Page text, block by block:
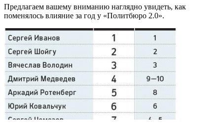
Предлагаем вашему вниманию наглядно увидеть, как
поменялось влияние за год у «Политбюро 2.0».